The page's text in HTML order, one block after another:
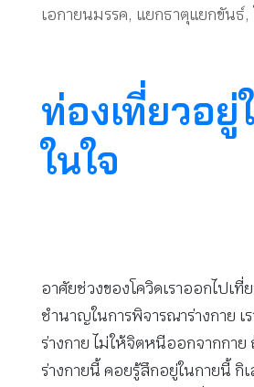
เอกายนมรรค, แยกธาตุแยกขันธ์,
ท่องเที่ยวอยู่
ในใจ
อาศัยช่วงของโควิดเราออกไปเที่ย
ชำนาญในการพิจารณาร่างกาย เ
ร่างกาย ไม่ให้จิตหนีออกจากกาย
ร่างกายนี้ คอยรู้สึกอยู่ในกายนี้ กิ